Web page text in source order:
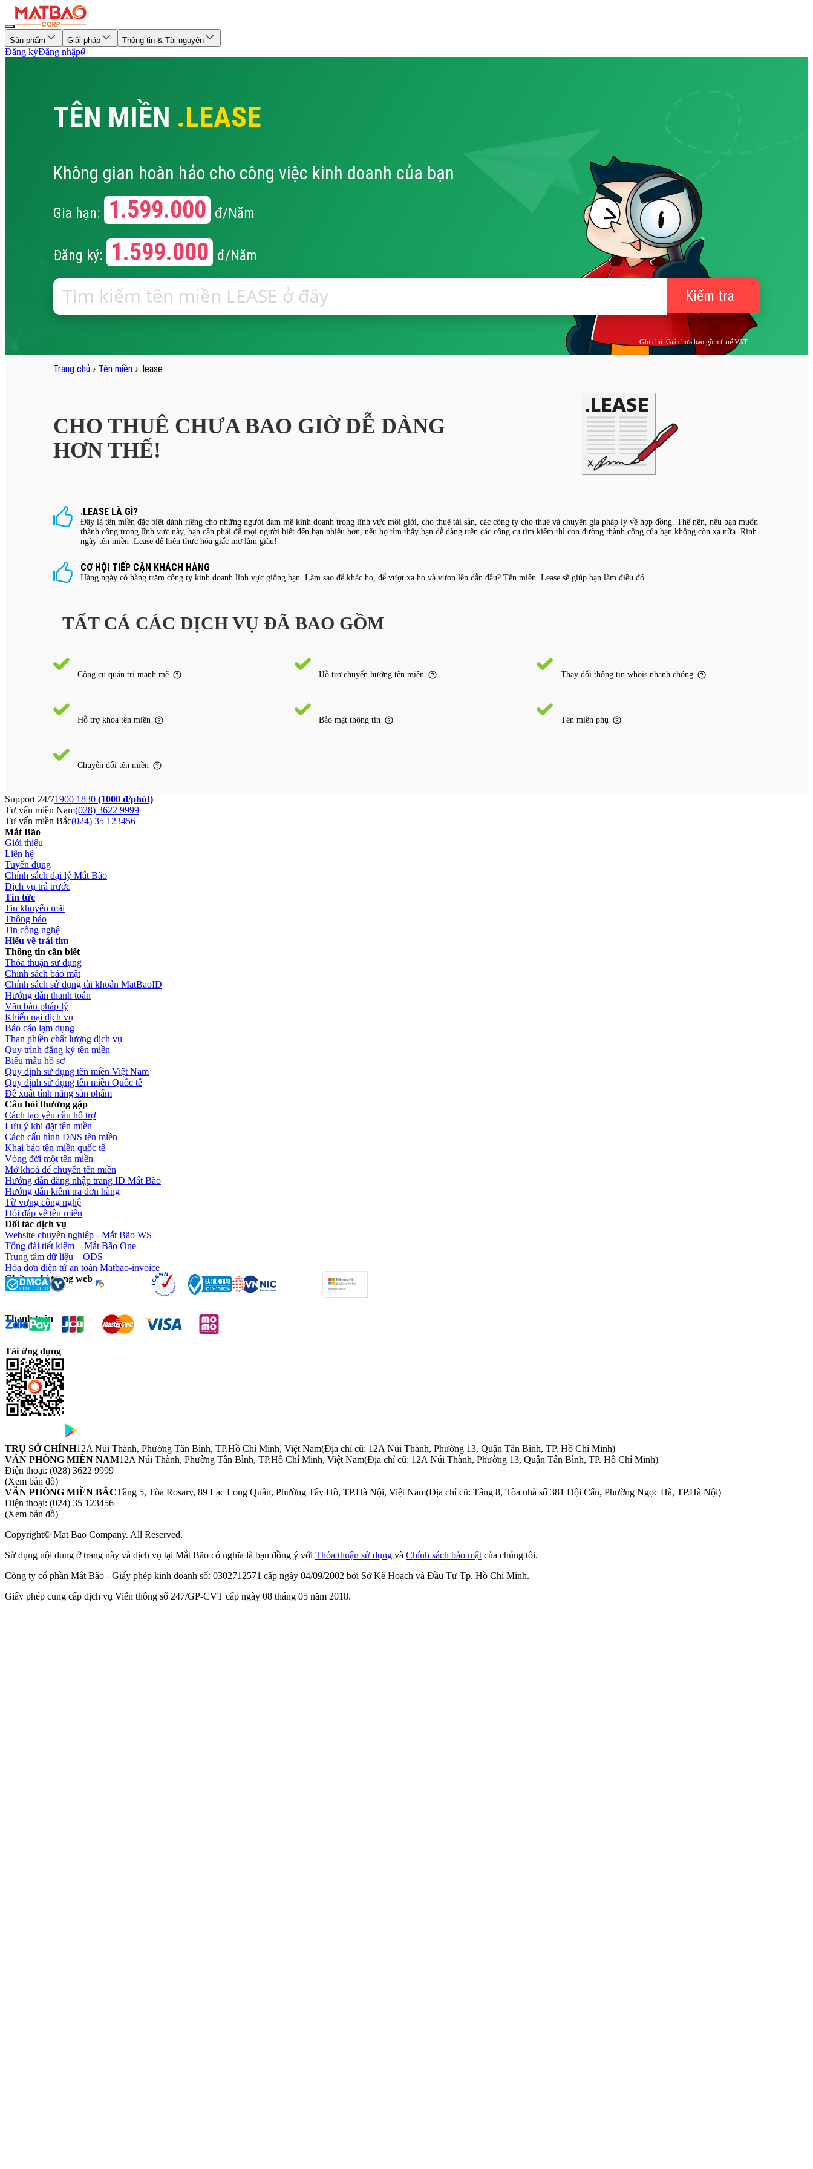
Sản phẩm Giải pháp Thông tin & Tài nguyên
Đăng kýĐăng nhập0
TÊN MIỀN .LEASE
Không gian hoàn hảo cho công việc kinh doanh của bạn
Gia hạn: 1.599.000 đ/Năm
Đăng ký: 1.599.000 đ/Năm
Kiểm tra
Ghi chú: Giá chưa bao gồm thuế VAT
Trang chủ › Tên miền › .lease
CHO THUÊ CHƯA BAO GIỜ DỄ DÀNG
HƠN THẾ!
.LEASE LÀ GÌ?
Đây là tên miền đặc biệt dành riêng cho những người đam mê kinh doanh trong lĩnh vực môi giới, cho thuê tài sản, các công ty cho thuê và chuyên gia pháp lý về hợp đồng. Thế nên, nếu bạn muốn
thành công trong lĩnh vực này, bạn cần phải để mọi người biết đến bạn nhiều hơn, nếu họ tìm thấy bạn dễ dàng trên các công cụ tìm kiếm thì con đường thành công của bạn không còn xa nữa. Rinh
ngày tên miền .Lease để hiện thực hóa giấc mơ làm giàu!
CƠ HỘI TIẾP CẬN KHÁCH HÀNG
Hàng ngày có hàng trăm công ty kinh doanh lĩnh vực giống bạn. Làm sao để khác họ, để vượt xa họ và vươn lên dẫn đầu? Tên miền .Lease sẽ giúp bạn làm điều đó.
TẤT CẢ CÁC DỊCH VỤ ĐÃ BAO GỒM
Công cụ quản trị mạnh mẽ Hỗ trợ chuyển hướng tên miền Thay đổi thông tin whois nhanh chóng
Hỗ trợ khóa tên miền Bảo mật thông tin Tên miền phụ
Chuyển đổi tên miền
Support 24/71900 1830 (1000 đ/phút)
Tư vấn miền Nam(028) 3622 9999
Tư vấn miền Bắc(024) 35 123456
Mắt Bão
Giới thiệu
Liên hệ
Tuyển dụng
Chính sách đại lý Mắt Bão
Dịch vụ trả trước
Tin tức
Tin khuyến mãi
Thông báo
Tin công nghệ
Hiểu về trái tim
Thông tin cần biết
Thỏa thuận sử dụng
Chính sách bảo mật
Chính sách sử dụng tài khoản MatBaoID
Hướng dẫn thanh toán
Văn bản pháp lý
Khiếu nại dịch vụ
Báo cáo lạm dụng
Than phiền chất lượng dịch vụ
Quy trình đăng ký tên miền
Biểu mẫu hồ sơ
Quy định sử dụng tên miền Việt Nam
Quy định sử dụng tên miền Quốc tế
Đề xuất tính năng sản phẩm
Câu hỏi thường gặp
Cách tạo yêu cầu hỗ trợ
Lưu ý khi đặt tên miền
Cách cấu hình DNS tên miền
Khai báo tên miền quốc tế
Vòng đời một tên miền
Mở khoá để chuyển tên miền
Hướng dẫn đăng nhập trang ID Mắt Bão
Hướng dẫn kiểm tra đơn hàng
Từ vựng công nghệ
Hỏi đáp về tên miền
Đối tác dịch vụ
Website chuyên nghiệp - Mắt Bão WS
Tổng đài tiết kiệm – Mắt Bão One
Trung tâm dữ liệu – ODS
Hóa đơn điện tử an toàn Matbao-invoice
Chứng chỉ trang web
Thanh toán
Tải ứng dụng
TRỤ SỞ CHÍNH12A Núi Thành, Phường Tân Bình, TP.Hồ Chí Minh, Việt Nam(Địa chỉ cũ: 12A Núi Thành, Phường 13, Quận Tân Bình, TP. Hồ Chí Minh)
VĂN PHÒNG MIỀN NAM12A Núi Thành, Phường Tân Bình, TP.Hồ Chí Minh, Việt Nam(Địa chỉ cũ: 12A Núi Thành, Phường 13, Quận Tân Bình, TP. Hồ Chí Minh)
Điện thoại: (028) 3622 9999
(Xem bản đồ)
VĂN PHÒNG MIỀN BẮCTầng 5, Tòa Rosary, 89 Lạc Long Quân, Phường Tây Hồ, TP.Hà Nội, Việt Nam(Địa chỉ cũ: Tầng 8, Tòa nhà số 381 Đội Cấn, Phường Ngọc Hà, TP.Hà Nội)
Điện thoại: (024) 35 123456
(Xem bản đồ)
Copyright© Mat Bao Company. All Reserved.
Sử dụng nội dung ở trang này và dịch vụ tại Mắt Bão có nghĩa là bạn đồng ý với Thỏa thuận sử dụng và Chính sách bảo mật của chúng tôi.
Công ty cổ phần Mắt Bão - Giấy phép kinh doanh số: 0302712571 cấp ngày 04/09/2002 bởi Sở Kế Hoạch và Đầu Tư Tp. Hồ Chí Minh.
Giấy phép cung cấp dịch vụ Viễn thông số 247/GP-CVT cấp ngày 08 tháng 05 năm 2018.